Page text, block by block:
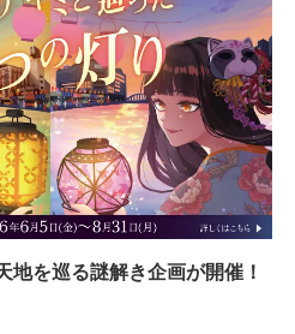
地を巡る謎解き企画が開催！